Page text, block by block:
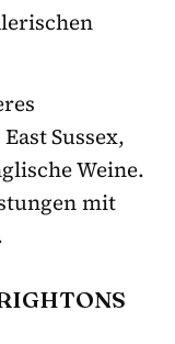
Sussex,
Weine.
mit